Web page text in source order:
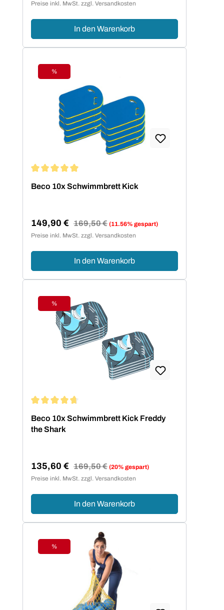
Preise inkl. MwSt. zzgl. Versandkosten
In den Warenkorb
Rabatt
%
Beco 10x Schwimmbrett Kick
Verkaufspreis:
149,90 € Regulärer Preis:
169,50 € (11.56% gespart)
Preise inkl. MwSt. zzgl. Versandkosten
In den Warenkorb
Rabatt
%
Beco 10x Schwimmbrett Kick Freddy
the Shark
Verkaufspreis:
135,60 € Regulärer Preis:
169,50 € (20% gespart)
Preise inkl. MwSt. zzgl. Versandkosten
In den Warenkorb
Rabatt
%